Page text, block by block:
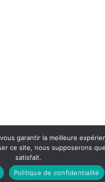
garantir la meilleure
ce site, nous supposerons
satisfait.
Politique de confidentialité